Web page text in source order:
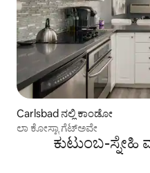
Carlsbad ನಲ್ಲಿ ಕಾಂಡೋ
ಲಾ ಕೋಸ್ಟಾ ಗೆಟ್‌ಅವೇ
ಕುಟುಂಬ-